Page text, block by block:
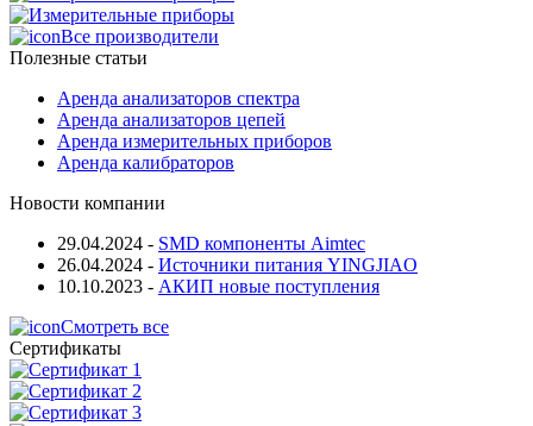
Все производители
Полезные статьи
Аренда анализаторов спектра
Аренда анализаторов цепей
Аренда измерительных приборов
Аренда калибраторов
Новости компании
29.04.2024 - SMD компоненты Aimtec
26.04.2024 - Источники питания YINGJIAO
10.10.2023 - АКИП новые поступления
Смотреть все
Сертификаты